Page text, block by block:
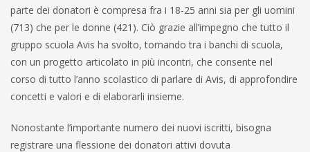
parte dei donatori è compresa fra i 18-25 anni sia per gli uomini
(713) che per le donne (421). Ciò grazie all’impegno che tutto il
gruppo scuola Avis ha svolto, tornando tra i banchi di scuola,
con un progetto articolato in più incontri, che consente nel
corso di tutto l’anno scolastico di parlare di Avis, di approfondire
concetti e valori e di elaborarli insieme.
Nonostante l’importante numero dei nuovi iscritti, bisogna
registrare una flessione dei donatori attivi dovuta